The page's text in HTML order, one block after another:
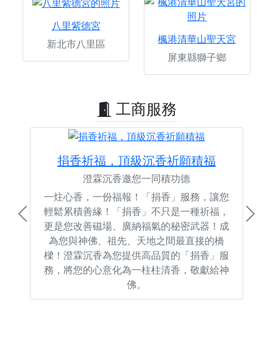
八里紫德宮
新北市八里區
楓港清華山聖天宮
屏東縣獅子鄉
工商服務
捐香祈福，頂級沉香祈願積福
澄霖沉香邀您一同積功德
一炷心香，一份福報！「捐香」服務，讓您
輕鬆累積善緣！「捐香」不只是一種祈福，
更是您改善磁場、廣納福氣的秘密武器！成
為您與神佛、祖先、天地之間最直接的橋
樑！澄霖沉香為您提供高品質的「捐香」服
務，將您的心意化為一柱柱清香，敬獻給神
佛。
Previous Next